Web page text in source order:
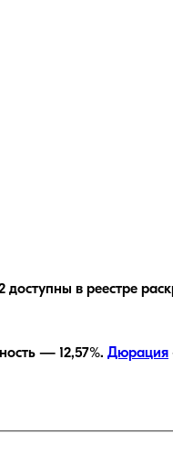
доступны в реестре
— 12,57%. Дюрация